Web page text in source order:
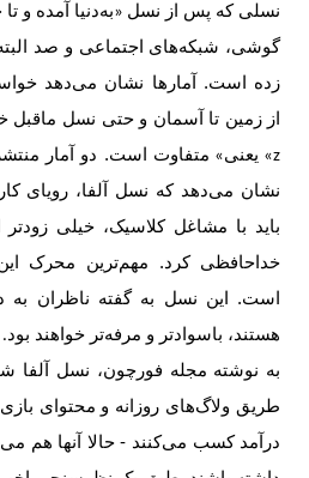
نسلی که پس از نسل «z»به‌دنیا آمده و
گوشی، شبکه‌های اجتماعی و صد
زده است. آمارها نشان می‌دهد
از زمین تا آسمان و حتی نسل ماقبل
یعنی «z»
متفاوت است. دو آمار
نشان می‌دهد که نسل آلفا، رویای
باید با مشاغل کلاسیک، خیلی
خداحافظی کرد. مهم‌ترین محرک
است. این نسل به گفته ناظران به
هستند، باسوادتر و مرفه‌تر خواهند بود.
به نوشته مجله فورچون، نسل آلفا
طریق ولاگ‌های روزانه و محتوای
درآمد کسب می‌کنند - حالا آنها هم